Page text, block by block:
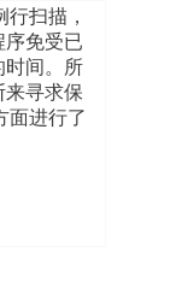
扫描，
免受已
间。所
寻求保
面进行了